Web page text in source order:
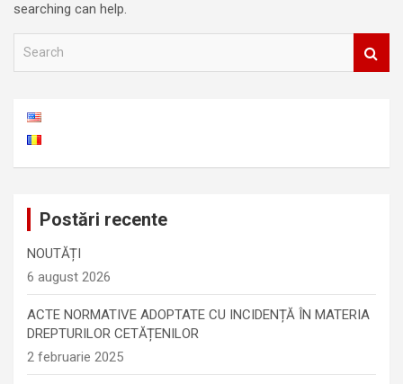
searching can help.
Postări recente
NOUTĂȚI
6 august 2026
ACTE NORMATIVE ADOPTATE CU INCIDENȚĂ ÎN MATERIA
DREPTURILOR CETĂȚENILOR
2 februarie 2025